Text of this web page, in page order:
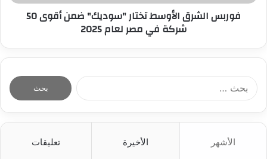
فوربس الشرق الأوسط تختار "سوديك" ضمن أقوى 50
شركة في مصر لعام 2025
الأشهر الأخيرة تعليقات